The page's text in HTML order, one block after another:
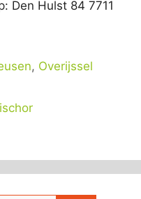
Den Hulst 84 7711
, Overijssel